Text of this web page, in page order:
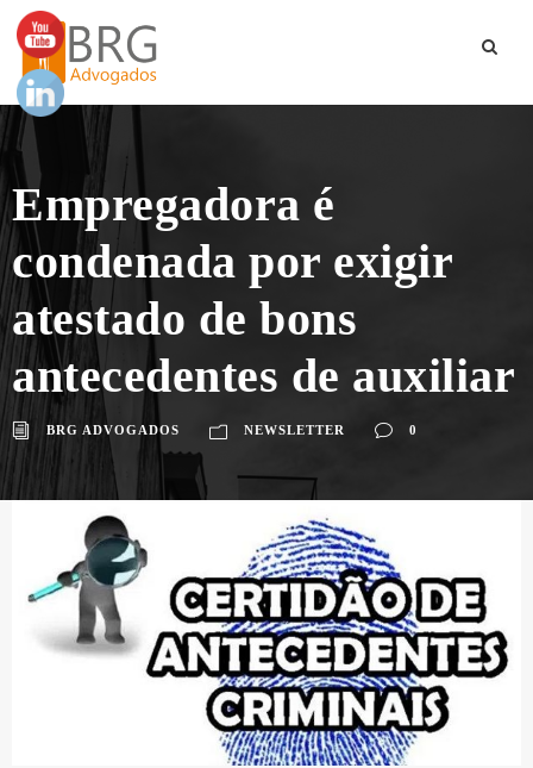
Empregadora é
condenada por exigir
atestado de bons
antecedentes de auxiliar
BRG ADVOGADOS NEWSLETTER 0